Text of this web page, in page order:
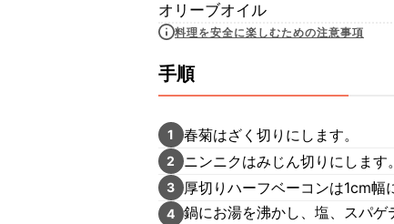
オリーブオイル
料理を安全に楽しむための注意事項
手順
1 春菊はざく切りにします。
2 ニンニクはみじん切りにします。
3 厚切りハーフベーコンは1cm幅
4 鍋にお湯を沸かし、塩、スパ